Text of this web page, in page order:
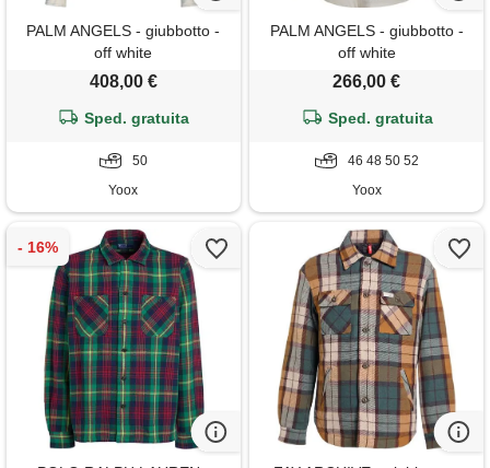
PALM ANGELS - giubbotto -
off white
408,00 €
Sped. gratuita
50
Yoox
PALM ANGELS - giubbotto -
off white
266,00 €
Sped. gratuita
46 48 50 52
Yoox